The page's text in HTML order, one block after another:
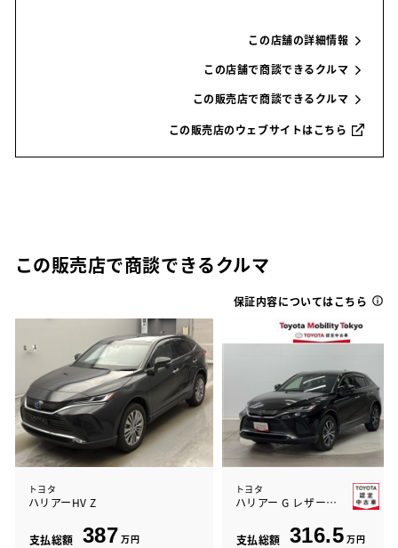
この店舗の詳細情報
この店舗で商談できるクルマ
この販売店で商談できるクルマ
この販売店のウェブサイトはこちら
この販売店で商談できるクルマ
保証内容についてはこちら
トヨタ
ハリアーHV Z
支払総額 387 万円
トヨタ
ハリアー G レザーパッケージ
支払総額 316.5 万円